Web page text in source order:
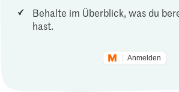
Behalte im Überblick, was du
hast.
Anmelden